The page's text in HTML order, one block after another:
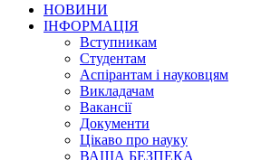
НОВИНИ
ІНФОРМАЦІЯ
Вступникам
Студентам
Аспірантам і науковцям
Викладачам
Вакансії
Документи
Цікаво про науку
ВАША БЕЗПЕКА